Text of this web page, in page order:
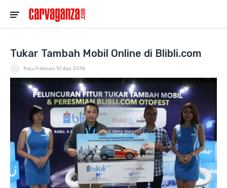
Tukar Tambah Mobil Online di Blibli.com
Raju Febrian 10 Apr, 2018